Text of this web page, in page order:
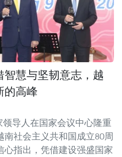
慧与坚韧意志，越
的高峰
领导人在国家会议中心隆重
社会主义共和国成立80周
指出，凭借建设强盛国家